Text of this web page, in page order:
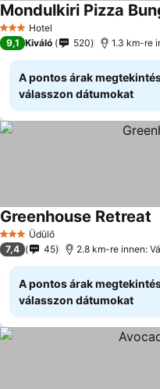
3 Kategória
Hotel
Mondulkiri Pizza
9,1 Kiváló 520 1.3 km-re
A pontos árak
válasszon dátumokat
3 Kategória
Üdülő
Greenhouse Retreat
7,4 45 2.8 km-re innen:
A pontos árak
válasszon dátumokat